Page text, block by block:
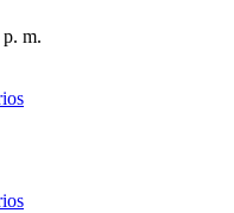
m.